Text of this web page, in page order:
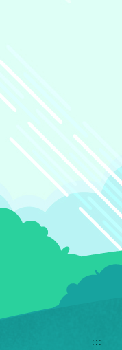
:::